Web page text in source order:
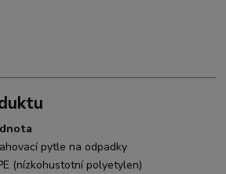
pytle na odpadky
(nízkohustotní polyetylen)